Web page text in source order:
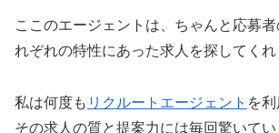
ここのエージェントは、ちゃんと応募
れぞれの特性にあった求人を探してくれ
私は何度も リクルートエージェント を
その求人の質と提案力には毎回驚いてい